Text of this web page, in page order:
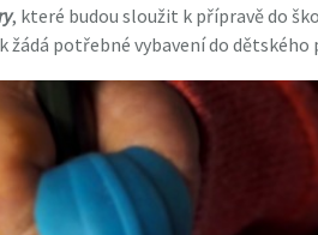
, které budou sloužit k přípravě do
potřebné vybavení do dětského